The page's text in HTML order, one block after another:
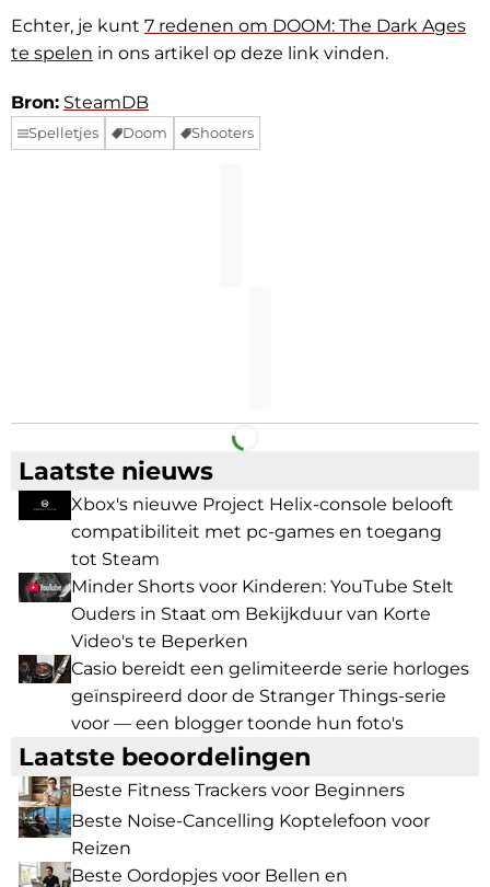
Echter, je kunt 7 redenen om DOOM: The Dark Ages
te spelen in ons artikel op deze link vinden.
Bron: SteamDB
Spelletjes Doom Shooters
Facebook Telegram
Laatste nieuws
Xbox's nieuwe Project Helix-console belooft
compatibiliteit met pc-games en toegang
tot Steam
Minder Shorts voor Kinderen: YouTube Stelt
Ouders in Staat om Bekijkduur van Korte
Video's te Beperken
Casio bereidt een gelimiteerde serie horloges
geïnspireerd door de Stranger Things-serie
voor — een blogger toonde hun foto's
Laatste beoordelingen
Beste Fitness Trackers voor Beginners
Beste Noise-Cancelling Koptelefoon voor
Reizen
Beste Oordopjes voor Bellen en